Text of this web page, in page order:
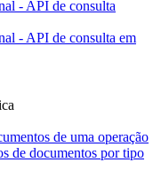
- API de consulta
- API de consulta em
de uma operação
de documentos por tipo